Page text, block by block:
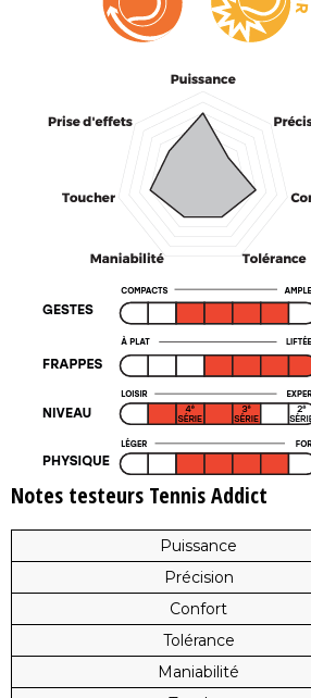
Notes testeurs Tennis Addict
Puissance
Précision
Confort
Tolérance
Maniabilité